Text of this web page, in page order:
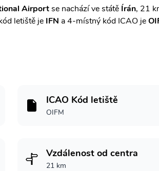
Airportse nachází ve státě Írán, 21
letiště je IFN a 4-místný kód ICAO je
ICAO Kód letiště
OIFM
Vzdálenost od centra
21 km